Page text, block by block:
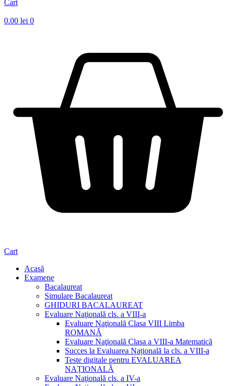
Cart
0.00 lei 0
Cart
Acasă
Examene
Bacalaureat
Simulare Bacalaureat
GHIDURI BACALAUREAT
Evaluare Naţională cls. a VIII-a
Evaluare Naţională Clasa VIII Limba
ROMANĂ
Evaluare Naţională Clasa a VIII-a Matematică
Succes la Evaluarea Națională la cls. a VIII-a
Teste digitale pentru EVALUAREA
NAȚIONALĂ
Evaluare Naţională cls. a IV-a